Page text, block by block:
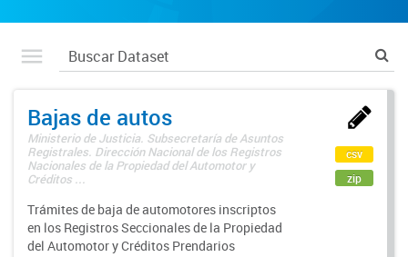
Bajas de autos
Ministerio de Justicia. Subsecretaría de Asuntos
Registrales. Dirección Nacional de los Registros
Nacionales de la Propiedad del Automotor y
Créditos ...
Trámites de baja de automotores inscriptos
en los Registros Seccionales de la Propiedad
del Automotor y Créditos Prendarios
csv
zip